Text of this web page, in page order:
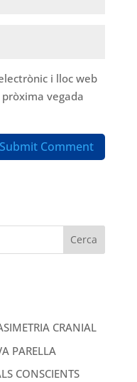
i lloc web
vegada
CRANIAL
PARELLA
CONSCIENTS